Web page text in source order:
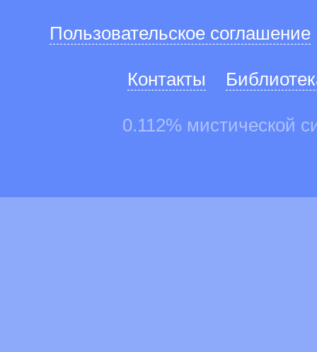
Пользовательское соглашение
Контакты
0.112% мистической